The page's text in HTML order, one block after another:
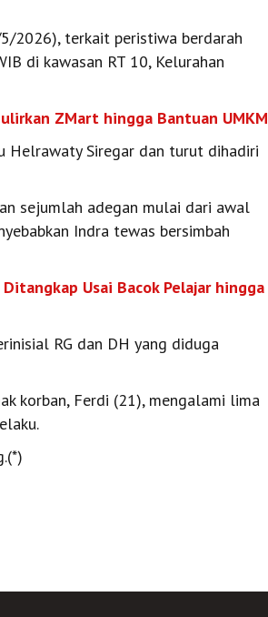
2026), terkait peristiwa berdarah
di kawasan RT 10, Kelurahan
ZMart hingga Bantuan UMKM
Helrawaty Siregar dan turut dihadiri
sejumlah adegan mulai dari awal
Indra tewas bersimbah
Usai Bacok Pelajar hingga
RG dan DH yang diduga
korban, Ferdi (21), mengalami lima